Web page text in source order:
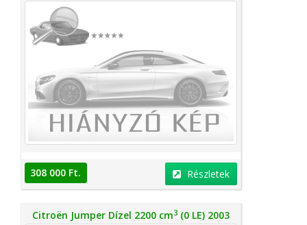
308 000 Ft. Részletek
Citroën Jumper Dízel 2200 cm3 (0 LE) 2003